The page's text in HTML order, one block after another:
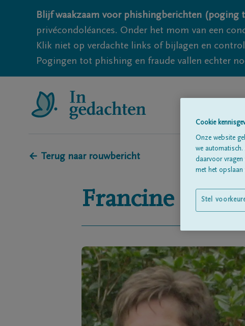
Blijf waakzaam voor phishingberichten
privécondoléances. Onder het mom van een
Klik niet op verdachte links of bijlagen en
Pogingen tot phishing en fraude vallen echter
← Terug naar rouwbericht
Francine Sylvie
Cookie
Onze website
we automatisch.
daarvoor
met het opslaan
Stel